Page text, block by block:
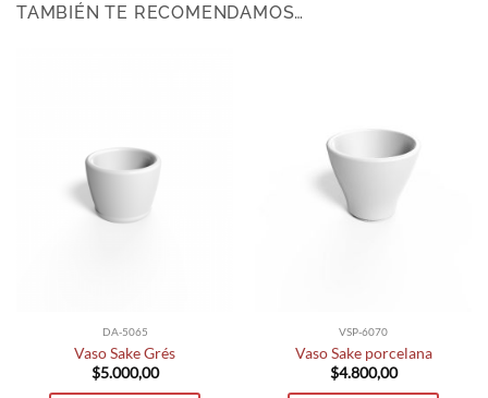
TAMBIÉN TE RECOMENDAMOS…
DA-5065
Vaso Sake Grés
$5.000,00
VSP-6070
Vaso Sake porcelana
$4.800,00